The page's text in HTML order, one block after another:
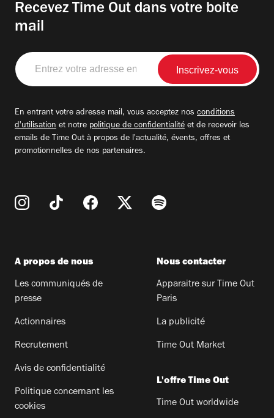
Recevez Time Out dans votre boite
mail
Entrez
votre
adresse
En entrant votre adresse mail, vous acceptez nos conditions
d'utilisation et notre politique de confidentialité et de recevoir les
emails de Time Out à propos de l'actualité, évents, offres et
promotionnelles de nos partenaires.
A propos de nous
Les communiqués de
presse
Actionnaires
Recrutement
Avis de confidentialité
Politique concernant les
cookies
Nous contacter
Apparaitre sur Time Out
Paris
La publicité
Time Out Market
L'offre Time Out
Time Out worldwide